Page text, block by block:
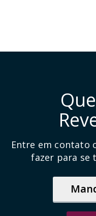
Entre em contato
fazer para se